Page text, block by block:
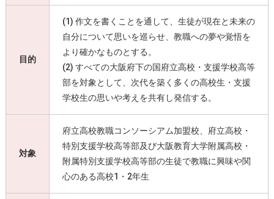
目的
(1) 作文を書くことを通して、生徒が現在と未来の
自分について思いを巡らせ、教職への夢や覚悟を
より確かなものとする。
(2) すべての大阪府下の国府立高校・支援学校高等
部を対象として、次代を築く多くの高校生・支援
学校生の思いや考えを共有し発信する。
対象
府立高校教職コンソーシアム加盟校、府立高校・
特別支援学校高等部及び大阪教育大学附属高校・
附属特別支援学校高等部の生徒で教職に興味や関
心のある高校1・2年生